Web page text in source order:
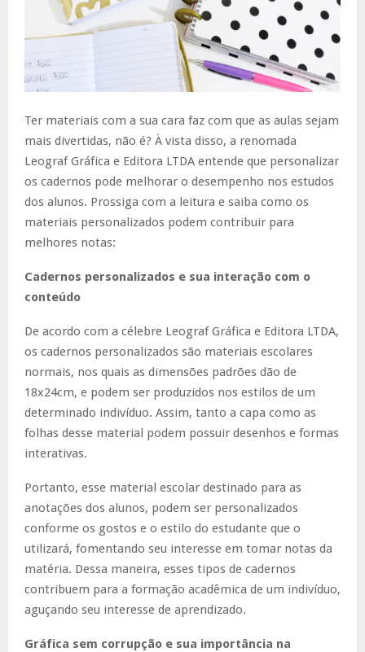
Ter materiais com a sua cara faz com que as aulas sejam
mais divertidas, não é? À vista disso, a renomada
Leograf Gráfica e Editora LTDA entende que personalizar
os cadernos pode melhorar o desempenho nos estudos
dos alunos. Prossiga com a leitura e saiba como os
materiais personalizados podem contribuir para
melhores notas:
Cadernos personalizados e sua interação com o
conteúdo
De acordo com a célebre Leograf Gráfica e Editora LTDA,
os cadernos personalizados são materiais escolares
normais, nos quais as dimensões padrões dão de
18x24cm, e podem ser produzidos nos estilos de um
determinado indivíduo. Assim, tanto a capa como as
folhas desse material podem possuir desenhos e formas
interativas.
Portanto, esse material escolar destinado para as
anotações dos alunos, podem ser personalizados
conforme os gostos e o estilo do estudante que o
utilizará, fomentando seu interesse em tomar notas da
matéria. Dessa maneira, esses tipos de cadernos
contribuem para a formação acadêmica de um indivíduo,
aguçando seu interesse de aprendizado.
Gráfica sem corrupção e sua importância na